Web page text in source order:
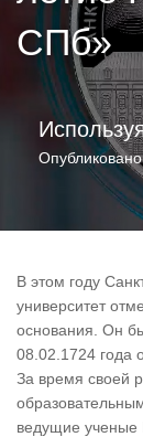
СПб»
В этом году
университет
основания. Он
08.02.1724 года
За время своей
ведущие ученые